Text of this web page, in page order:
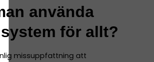
använda
för allt?
missuppfattning att